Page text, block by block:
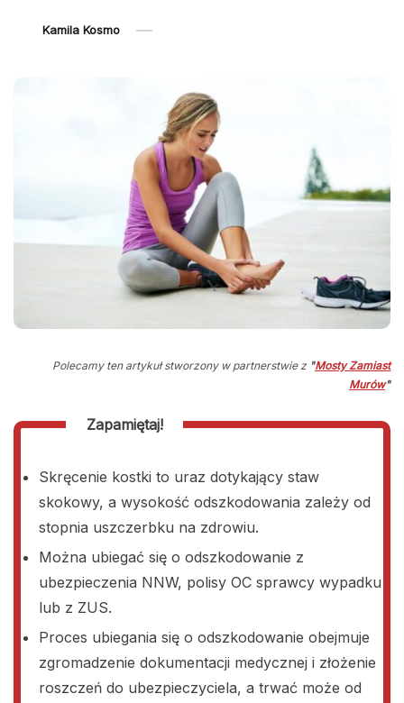
Kamila Kosmo
Polecamy ten artykuł stworzony w partnerstwie z "Mosty Zamiast
Murów"
Zapamiętaj!
Skręcenie kostki to uraz dotykający staw
skokowy, a wysokość odszkodowania zależy od
stopnia uszczerbku na zdrowiu.
Można ubiegać się o odszkodowanie z
ubezpieczenia NNW, polisy OC sprawcy wypadku
lub z ZUS.
Proces ubiegania się o odszkodowanie obejmuje
zgromadzenie dokumentacji medycznej i złożenie
roszczeń do ubezpieczyciela, a trwać może od